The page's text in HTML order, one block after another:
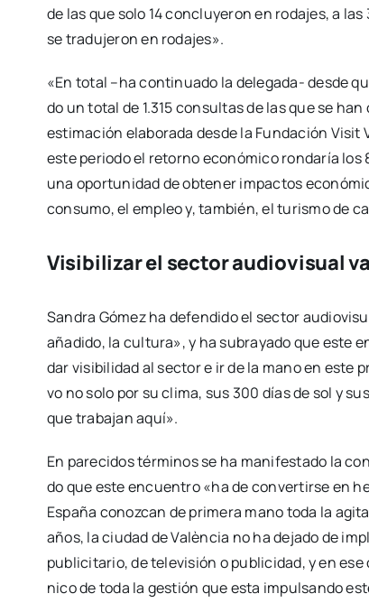
de las que solo 14 con­clu­ye­ron en roda­jes, a
se tra­du­je­ron en roda­jes».
«En total –ha con­ti­nua­do la dele­­ga­­da- des­de
do un total de 1.315 con­sul­tas de las que se
esti­ma­ción ela­bo­ra­da des­de la Fun­da­ción
este perio­do el retorno eco­nó­mi­co ron­da­ría
una opor­tu­ni­dad de obte­ner impac­tos
con­su­mo, el empleo y, tam­bién, el turis­mo de
Visibilizar el sector audiovisual
San­dra Gómez ha defen­di­do el sec­tor
aña­di­do, la cul­tu­ra», y ha sub­ra­ya­do que este
dar visi­bi­li­dad al sec­tor e ir de la mano en
vo no solo por su cli­ma, sus 300 días de sol y
que tra­ba­jan aquí».
En pare­ci­dos tér­mi­nos se ha mani­fes­ta­do la
do que este encuen­tro «ha de con­ver­tir­se en
Espa­ña conoz­can de pri­me­ra mano toda la
años, la ciu­dad de Valèn­cia no ha deja­do de
publi­ci­ta­rio, de tele­vi­sión o publi­ci­dad, y en
ni­co de toda la ges­tión que esta impul­san­do